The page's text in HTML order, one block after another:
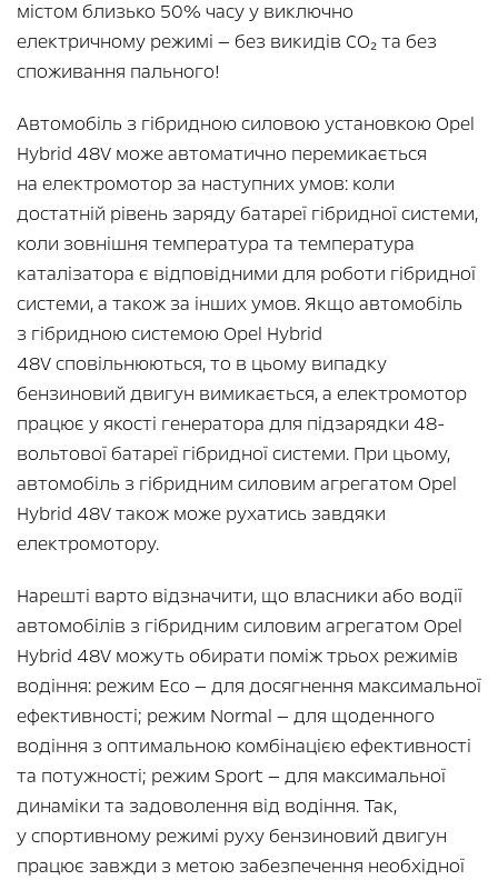
містом близько 50% часу у виключно
електричному режимі — без викидів CO₂ та без
споживання пального!
Автомобіль з гібридною силовою установкою Opel
Hybrid 48V може автоматично перемикається
на електромотор за наступних умов: коли
достатній рівень заряду батареї гібридної системи,
коли зовнішня температура та температура
каталізатора є відповідними для роботи гібридної
системи, а також за інших умов. Якщо автомобіль
з гібридною системою Opel Hybrid
48V сповільнюються, то в цьому випадку
бензиновий двигун вимикається, а електромотор
працює у якості генератора для підзарядки 48-
вольтової батареї гібридної системи. При цьому,
автомобіль з гібридним силовим агрегатом Opel
Hybrid 48V також може рухатись завдяки
електромотору.
Нарешті варто відзначити, що власники або водії
автомобілів з гібридним силовим агрегатом Opel
Hybrid 48V можуть обирати поміж трьох режимів
водіння: режим Eco — для досягнення максимальної
ефективності; режим Normal — для щоденного
водіння з оптимальною комбінацією ефективності
та потужності; режим Sport — для максимальної
динаміки та задоволення від водіння. Так,
у спортивному режимі руху бензиновий двигун
працює завжди з метою забезпечення необхідної